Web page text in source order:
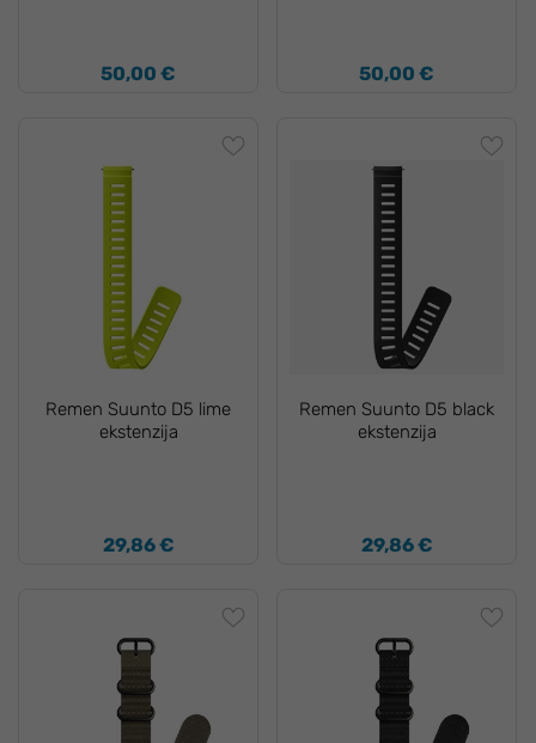
50,00 € 50,00 €
Remen Suunto D5 lime
ekstenzija
29,86 €
Remen Suunto D5 black
ekstenzija
29,86 €